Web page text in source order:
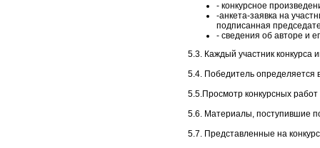
- конкурсное
-анкета-заявка на
подписанная
- сведения об авторе и
5.3. Каждый участник конкурса
5.4. Победитель определяется
5.5.Просмотр конкурсных
5.6. Материалы, поступившие
5.7. Представленные на